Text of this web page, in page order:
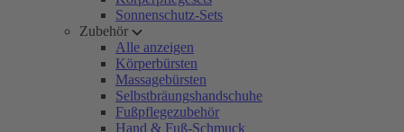
Sonnenschutz-Sets
Zubehör
Alle anzeigen
Körperbürsten
Massagebürsten
Selbstbräungshandschuhe
Fußpflegezubehör
Hand & Fuß-Schmuck